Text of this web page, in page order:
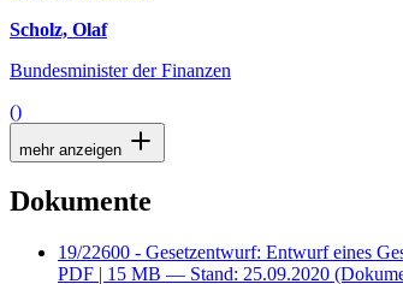
Scholz, Olaf
Bundesminister der Finanzen
()
mehr anzeigen
Dokumente
19/22600 - Gesetzentwurf: Entwurf eines
PDF | 15 MB — Stand: 25.09.2020